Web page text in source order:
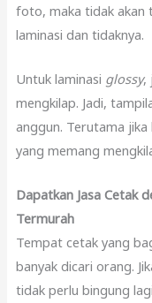
foto, maka tidak akan
laminasi dan tidaknya.
Untuk laminasi glossy,
mengkilap. Jadi,
anggun. Terutama
yang memang
Dapatkan Jasa Cetak
Termurah
Tempat cetak yang
banyak dicari orang.
tidak perlu bingung